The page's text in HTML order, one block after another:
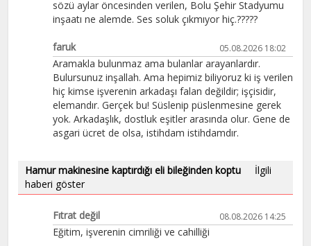
sözü aylar öncesinden verilen, Bolu Şehir Stadyumu
inşaatı ne alemde. Ses soluk çıkmıyor hiç.?????
faruk 05.08.2026 18:02
Aramakla bulunmaz ama bulanlar arayanlardır.
Bulursunuz inşallah. Ama hepimiz biliyoruz ki iş verilen
hiç kimse işverenin arkadaşı falan değildir; işçisidir,
elemandır. Gerçek bu! Süslenip püslenmesine gerek
yok. Arkadaşlık, dostluk eşitler arasında olur. Gene de
asgari ücret de olsa, istihdam istihdamdır.
Hamur makinesine kaptırdığı eli bileğinden koptu
İlgili
haberi göster
Fıtrat değil 08.08.2026 14:25
Eğitim, işverenin cimriliği ve cahilliği